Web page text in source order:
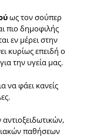
ως τον σούπερ
πιο δημοφιλής
εν μέρει στην
κυρίως επειδή ο
την υγεία μας.
να φάει κανείς
παθήσεων